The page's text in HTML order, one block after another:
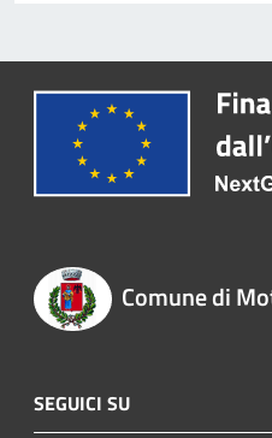
Comune di
SEGUICI SU